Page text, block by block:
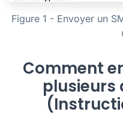
Figure 1 - Envoyer un
Comment
plusieurs